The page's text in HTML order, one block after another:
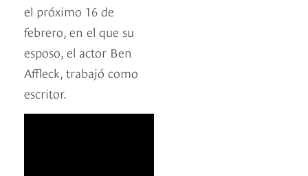
el próximo 16 de
febrero, en el que su
esposo, el actor Ben
Affleck, trabajó como
escritor.